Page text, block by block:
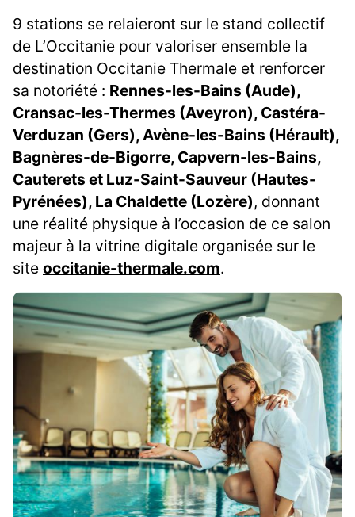
9 stations se relaieront sur le stand collectif
de L’Occitanie pour valoriser ensemble la
destination Occitanie Thermale et renforcer
sa notoriété : Rennes-les-Bains (Aude),
Cransac-les-Thermes (Aveyron), Castéra-
Verduzan (Gers), Avène-les-Bains (Hérault),
Bagnères-de-Bigorre, Capvern-les-Bains,
Cauterets et Luz-Saint-Sauveur (Hautes-
Pyrénées), La Chaldette (Lozère), donnant
une réalité physique à l’occasion de ce salon
majeur à la vitrine digitale organisée sur le
site occitanie-thermale.com.